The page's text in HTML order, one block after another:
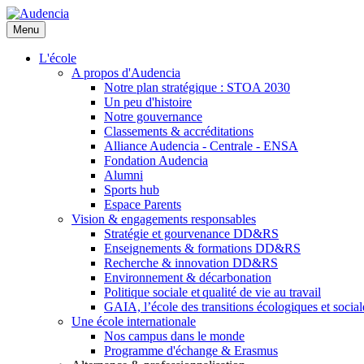
Aller
au
contenu
principal
Menu
L'école
A propos d'Audencia
Notre plan stratégique : STOA 2030
Un peu d'histoire
Notre gouvernance
Classements & accréditations
Alliance Audencia - Centrale - ENSA
Fondation Audencia
Alumni
Sports hub
Espace Parents
Vision & engagements responsables
Stratégie et gourvenance DD&RS
Enseignements & formations DD&RS
Recherche & innovation DD&RS
Environnement & décarbonation
Politique sociale et qualité de vie au travail
GAIA, l’école des transitions écologiques et
Une école internationale
Nos campus dans le monde
Programme d'échange & Erasmus